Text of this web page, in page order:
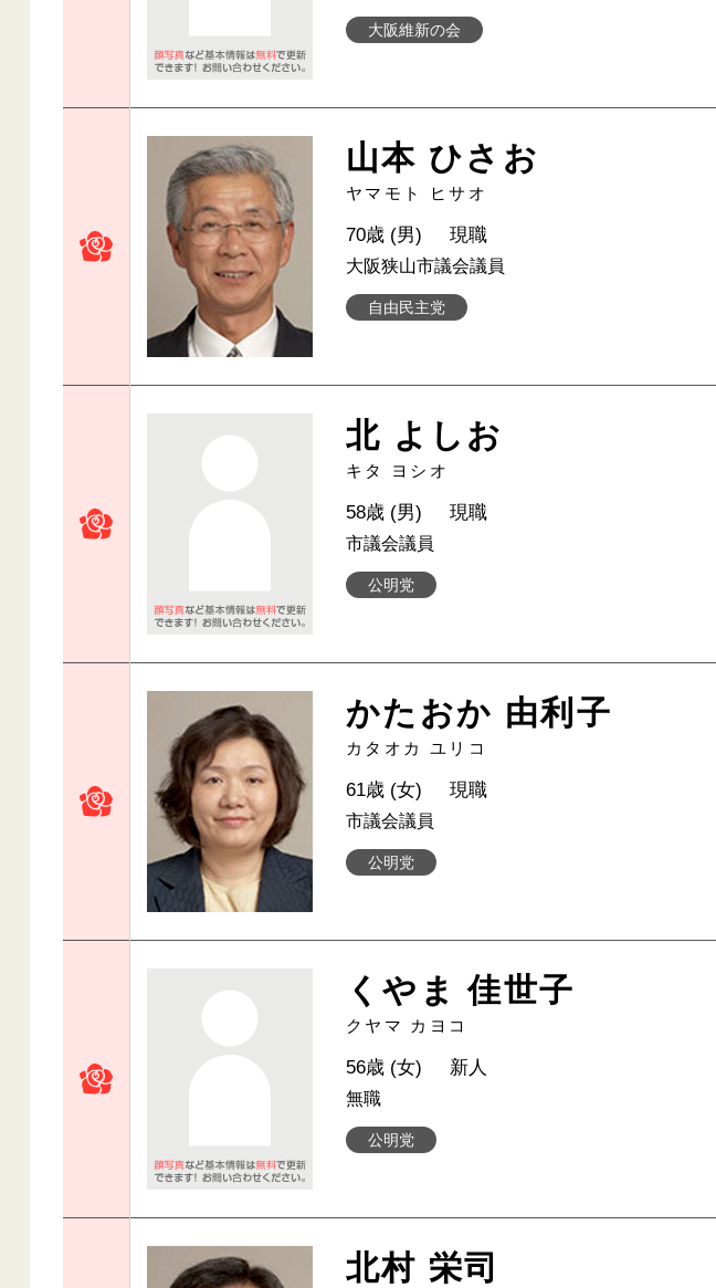
大阪維新の会
山本 ひさお
ヤマモト ヒサオ
自由民主党
70歳 (男) 現職
大阪狭山市議会議員
北 よしお
キタ ヨシオ
公明党
58歳 (男) 現職
市議会議員
かたおか 由利子
カタオカ ユリコ
公明党
61歳 (女) 現職
市議会議員
くやま 佳世子
クヤマ カヨコ
公明党
56歳 (女) 新人
無職
北村 栄司